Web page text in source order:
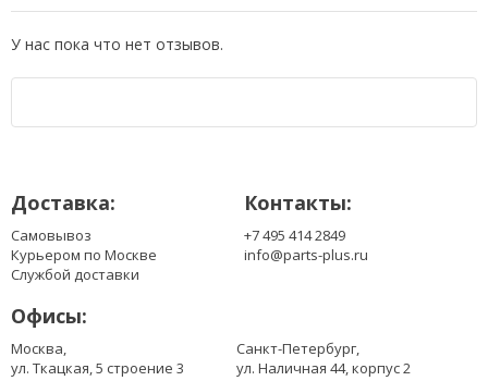
У нас пока что нет отзывов.
Доставка:
Самовывоз
Курьером по Москве
Службой доставки
Контакты:
+7 495 414 2849
info@parts-plus.ru
Офисы:
Москва,
ул. Ткацкая, 5 строение 3
Санкт-Петербург,
ул. Наличная 44, корпус 2